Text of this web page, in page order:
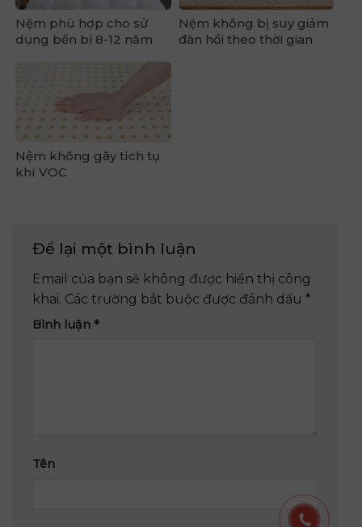
Nệm phù hợp cho sử
dụng bền bỉ 8-12 năm
Nệm không bị suy giảm
đàn hồi theo thời gian
Nệm không gây tích tụ
khí VOC
Để lại một bình luận
Email của bạn sẽ không được hiển thị công
khai. Các trường bắt buộc được đánh dấu *
Bình luận *
Tên